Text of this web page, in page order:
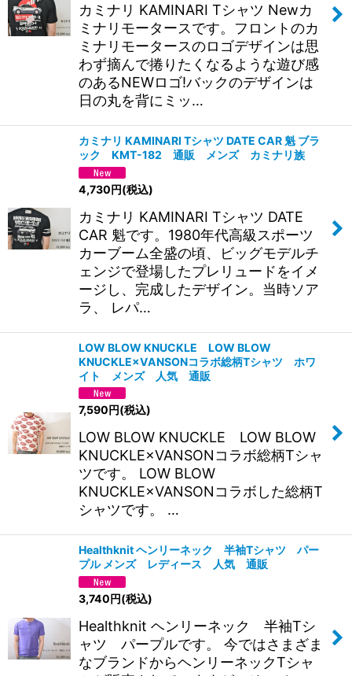
カミナリ KAMINARI Tシャツ Newカ
ミナリモータースです。フロントのカ
ミナリモータースのロゴデザインは思
わず摘んで捲りたくなるような遊び感
のあるNEWロゴ!バックのデザインは
日の丸を背にミッ…
カミナリ KAMINARI Tシャツ DATE CAR 魁 ブラ
ック KMT-182 通販 メンズ カミナリ族
4,730円(税込)
カミナリ KAMINARI Tシャツ DATE
CAR 魁です。1980年代高級スポーツ
カーブーム全盛の頃、ビッグモデルチ
ェンジで登場したプレリュードをイメ
ージし、完成したデザイン。当時ソア
ラ、 レパ…
LOW BLOW KNUCKLE LOW BLOW
KNUCKLE×VANSONコラボ総柄Tシャツ ホワ
イト メンズ 人気 通販
7,590円(税込)
LOW BLOW KNUCKLE LOW BLOW
KNUCKLE×VANSONコラボ総柄Tシャ
ツです。 LOW BLOW
KNUCKLE×VANSONコラボした総柄T
シャツです。 …
Healthknit ヘンリーネック 半袖Tシャツ パー
プル メンズ レディース 人気 通販
3,740円(税込)
Healthknit ヘンリーネック 半袖Tシ
ャツ パープルです。 今ではさまざま
なブランドからヘンリーネックTシャ